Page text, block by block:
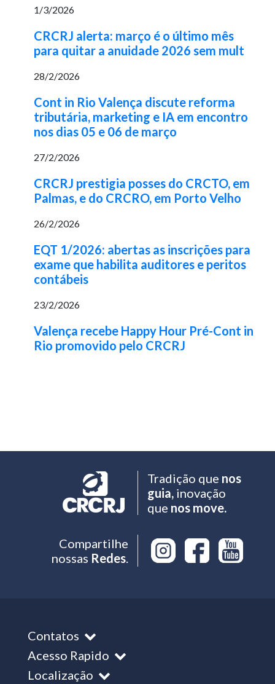
1/3/2026
CRCRJ alerta: março é o último mês
para quitar a anuidade 2026 sem mult
28/2/2026
Cont in Rio Valença discute reforma
tributária, marketing e IA em encontro
nos dias 05 e 06 de março
27/2/2026
CRCRJ prestigia posses do CRCTO, em
Palmas, e do CRCRO, em Porto Velho
26/2/2026
EQT 1/2026: abertas as inscrições para
exame que habilita auditores e peritos
contábeis
23/2/2026
Valença recebe Happy Hour Pré-Cont in
Rio promovido pelo CRCRJ
Tradição que nos
guia,inovação
que nos move.
Compartilhe
nossas Redes.
Contatos
Acesso Rapido
Localização